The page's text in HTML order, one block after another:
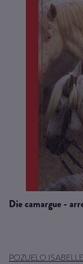
die camargue -
POZUELO ISABELLE